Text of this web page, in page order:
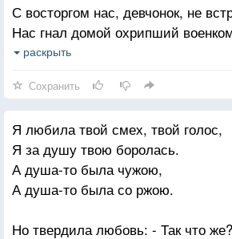
С восторгом нас, девчонок, не
Нас гнал домой охрипший
Так было в сорок первом. А медали
Смотрю назад, в продымленные
Нет, не заслугой в тот зловещий
А высшей честью школьницы
Возможность умереть за свой
раскрыть
Сохранить
Я любила твой смех, твой голос,
Я за душу твою боролась.
А душа-то была чужою,
А душа-то была со ржою.
Но твердила любовь: - Так что же?